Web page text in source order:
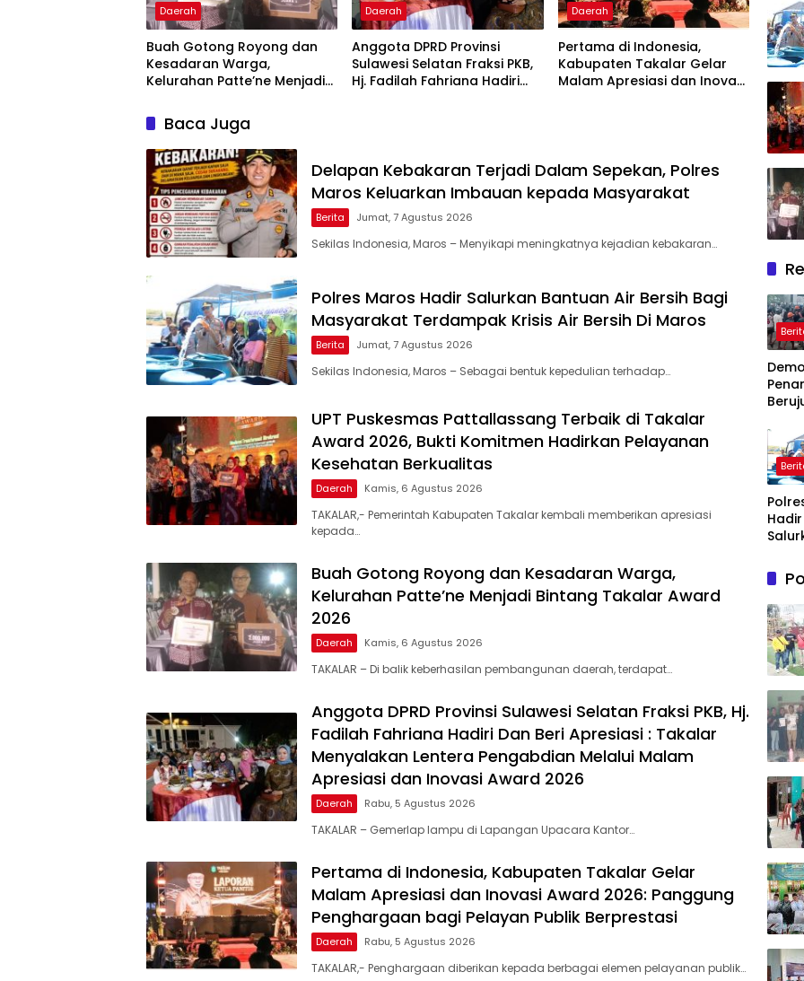
Daerah
Buah Gotong Royong dan
Kesadaran Warga,
Kelurahan Patte’ne Menjadi
Daerah
Anggota DPRD Provinsi
Sulawesi Selatan Fraksi PKB,
Hj. Fadilah Fahriana Hadiri
2026
Daerah
Pertama di Indonesia,
Kabupaten Takalar Gelar
Malam Apresiasi dan Inovasi
Baca Juga
Delapan Kebakaran Terjadi Dalam Sepekan, Polres
Maros Keluarkan Imbauan kepada Masyarakat
Berita Jumat, 7 Agustus 2026
Sekilas Indonesia, Maros – Menyikapi meningkatnya kejadian kebakaran…
Polres Maros Hadir Salurkan Bantuan Air Bersih Bagi
Masyarakat Terdampak Krisis Air Bersih Di Maros
Berita Jumat, 7 Agustus 2026
Sekilas Indonesia, Maros – Sebagai bentuk kepedulian terhadap…
UPT Puskesmas Pattallassang Terbaik di Takalar
Award 2026, Bukti Komitmen Hadirkan Pelayanan
Kesehatan Berkualitas
Daerah Kamis, 6 Agustus 2026
TAKALAR,- Pemerintah Kabupaten Takalar kembali memberikan apresiasi
kepada…
Buah Gotong Royong dan Kesadaran Warga,
Kelurahan Patte’ne Menjadi Bintang Takalar Award
2026
Daerah Kamis, 6 Agustus 2026
TAKALAR – Di balik keberhasilan pembangunan daerah, terdapat…
Anggota DPRD Provinsi Sulawesi Selatan Fraksi PKB, Hj.
Fadilah Fahriana Hadiri Dan Beri Apresiasi : Takalar
Menyalakan Lentera Pengabdian Melalui Malam
Apresiasi dan Inovasi Award 2026
Daerah Rabu, 5 Agustus 2026
TAKALAR – Gemerlap lampu di Lapangan Upacara Kantor…
Pertama di Indonesia, Kabupaten Takalar Gelar
Malam Apresiasi dan Inovasi Award 2026: Panggung
Penghargaan bagi Pelayan Publik Berprestasi
Daerah Rabu, 5 Agustus 2026
TAKALAR,- Penghargaan diberikan kepada berbagai elemen pelayanan publik…
Demo
Timur
Hadir
Krisis